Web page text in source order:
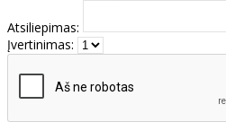
Atsiliepimas:
Įvertinimas: